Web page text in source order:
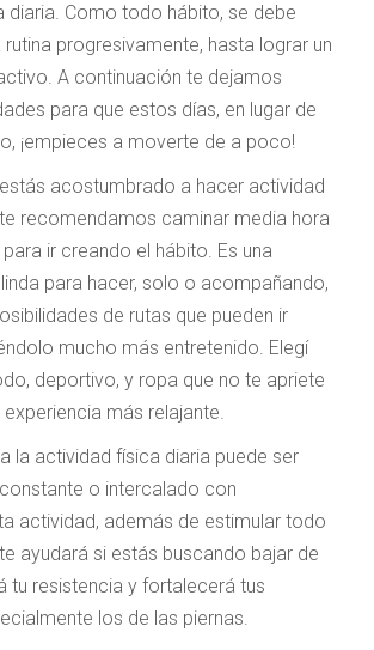
diaria. Como todo hábito, se debe
progresivamente, hasta lograr un
A continuación te dejamos
para que estos días, en lugar de
¡empieces a moverte de a poco!
acostumbrado a hacer actividad
recomendamos caminar media hora
ir creando el hábito. Es una
para hacer, solo o acompañando,
de rutas que pueden ir
mucho más entretenido. Elegí
deportivo, y ropa que no te apriete
experiencia más relajante.
la actividad física diaria puede ser
o intercalado con
actividad, además de estimular todo
ayudará si estás buscando bajar de
tu resistencia y fortalecerá tus
los de las piernas.